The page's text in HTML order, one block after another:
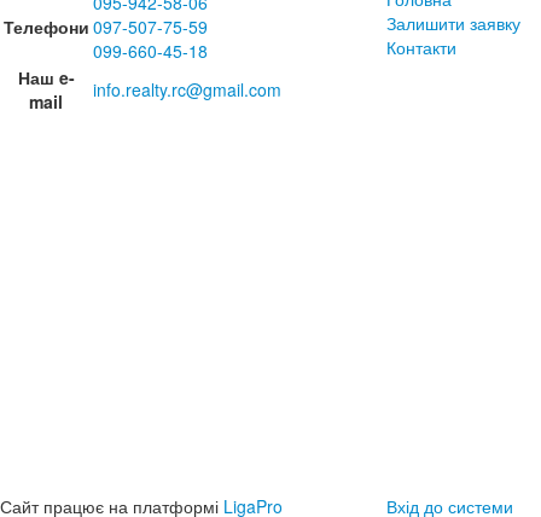
Телефони 097-507-75-59
099-660-45-18
Наш e-
mail
info.realty.rc@gmail.com
Залишити заявку
Контакти
Сайт працює на платформі LigaPro Вхід до системи